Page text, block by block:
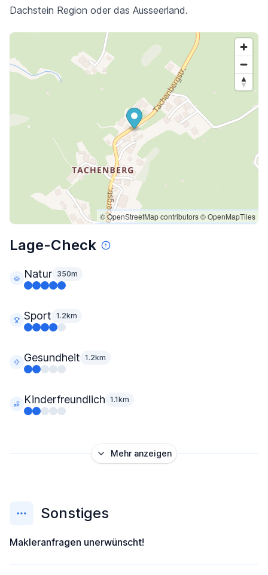
Dachstein Region oder das Ausseerland.
© OpenStreetMap contributors© OpenMapTiles
Lage-Check
Natur 350m
Sport 1.2km
Gesundheit 1.2km
Kinderfreundlich 1.1km
Mehr anzeigen
Sonstiges
Makleranfragen unerwünscht!